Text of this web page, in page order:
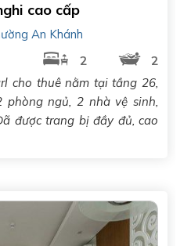
cao cấp
An Khánh
2
2
cho thuê nằm tại tầng 26,
phòng ngủ, 2 nhà vệ sinh,
được trang bị đầy đủ, cao